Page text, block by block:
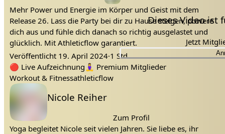
Dieses Video ist
Jetzt
Mehr Power und Energie im Körper und Geist mit dem
Release 26. Lass die Party bei dir zu Hause steigen, powere
dich aus und fühle dich danach so richtig ausgelastet und
glücklich. Mit Athleticflow garantiert.
Veröffentlicht 19. April 2024·1 Std.
Tags:
🔴 Live Aufzeichnung 🧘‍♀️ Premium Mitglieder
Workout & Fitnessathleticflow
Sport
power
schwitzen
Lehrer:
Nicole Reiher
Zum Profil
Yoga begleitet Nicole seit vielen Jahren. Sie liebe es, ihr